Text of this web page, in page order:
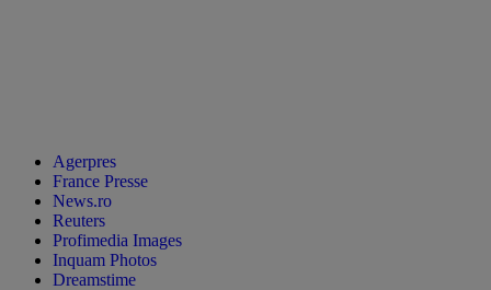
Agerpres
France Presse
News.ro
Reuters
Profimedia Images
Inquam Photos
Dreamstime